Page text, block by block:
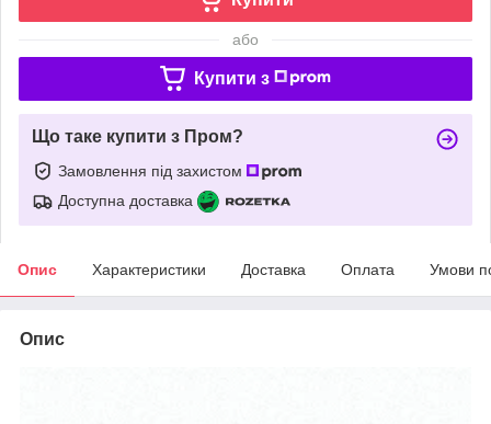
або
Купити з
Що таке купити з Пром?
Замовлення під захистом
Доступна доставка
Опис Характеристики Доставка Оплата Умови
Опис